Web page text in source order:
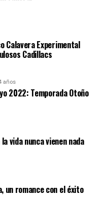
Calavera Experimental
Cadillacs
años
2022: Temporada Otoño
vida nunca vienen nada
un romance con el éxito